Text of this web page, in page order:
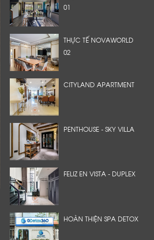
01
THỰC TẾ NOVAWORLD
02
CITYLAND APARTMENT
PENTHOUSE - SKY VILLA
FELIZ EN VISTA - DUPLEX
HOÀN THIỆN SPA DETOX